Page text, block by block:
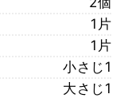
1片
1片
小さじ1
大さじ1